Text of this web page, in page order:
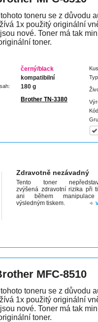
toneru se z důvodu
1x použitý originální
nové. Toner má tak
toner.
černý/black
kompatibilní
180 g
Brother TN-3380
Zdravotně nezávadný
Tento toner
zvýšená zdravotní rizika při
ani během
výsledným tiskem.
MFC-8510
toneru se z důvodu
1x použitý originální
nové. Toner má tak
toner.